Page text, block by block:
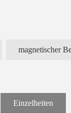
Einzelheiten